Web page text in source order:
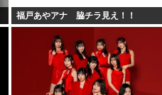
福戸あやアナ 脇チラ見え！！